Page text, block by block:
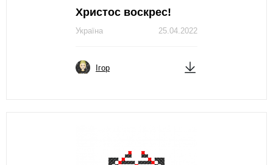
Христос воскрес!
25.04.2022
Україна
Ігор